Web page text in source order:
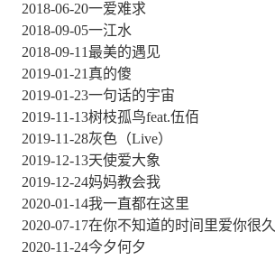
2018-06-20一爱难求
2018-09-05一江水
2018-09-11最美的遇见
2019-01-21真的傻
2019-01-23一句话的宇宙
2019-11-13树枝孤鸟feat.伍佰
2019-11-28灰色（Live）
2019-12-13天使爱大象
2019-12-24妈妈教会我
2020-01-14我一直都在这里
2020-07-17在你不知道的时间里爱你很久
2020-11-24今夕何夕